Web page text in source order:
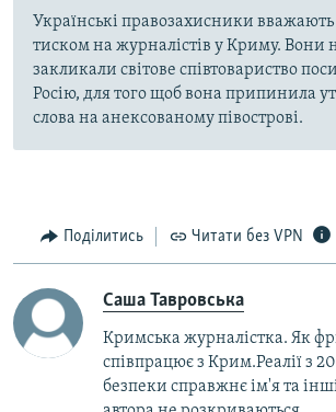
Українські правозахисники вважають
тиском на журналістів у Криму. Вони
закликали світове співтовариство
Росію, для того щоб вона припинила
слова на анексованому півострові.
Поділитись Читати без VPN
Саша Тавровська
Кримська журналістка. Як
співпрацює з Крим.Реалії з
безпеки справжнє ім'я та